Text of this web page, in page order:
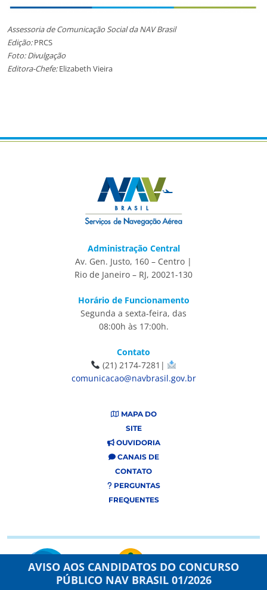
AVISO AOS CANDIDATOS DO CONCURSO
PÚBLICO NAV BRASIL 01/2026
Assessoria de Comunicação Social da NAV Brasil
Edição:PRCS
Foto: Divulgação
Editora-Chefe:Elizabeth Vieira
Administração Central
Av. Gen. Justo, 160 – Centro |
Rio de Janeiro – RJ, 20021-130
Horário de Funcionamento
Segunda a sexta-feira, das
08:00h às 17:00h.
Contato
(21) 2174-7281|
comunicacao@navbrasil.gov.br
MAPA DO
SITE
OUVIDORIA
CANAIS DE
CONTATO
PERGUNTAS
FREQUENTES